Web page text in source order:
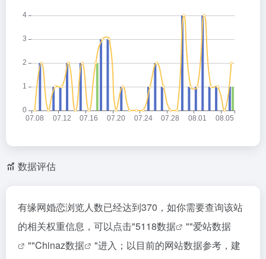
数据评估
有缘网婚恋浏览人数已经达到370，如你需要查询该站
的相关权重信息，可以点击"5118数据 ""爱站数据
""Chinaz数据
"进入；以目前的网站数据参考，建